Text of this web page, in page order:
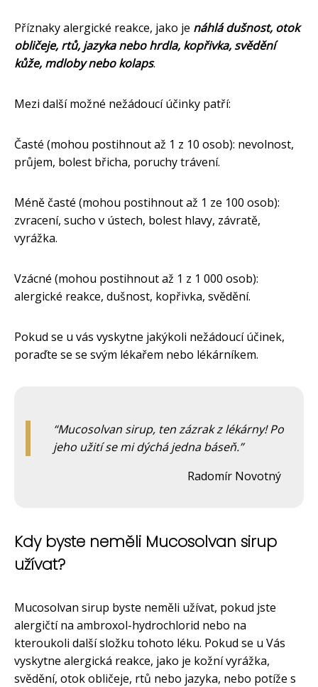
Příznaky alergické reakce, jako je náhlá dušnost, otok
obličeje, rtů, jazyka nebo hrdla, kopřivka, svědění
kůže, mdloby nebo kolaps.
Mezi další možné nežádoucí účinky patří:
Časté (mohou postihnout až 1 z 10 osob): nevolnost,
průjem, bolest břicha, poruchy trávení.
Méně časté (mohou postihnout až 1 ze 100 osob):
zvracení, sucho v ústech, bolest hlavy, závratě,
vyrážka.
Vzácné (mohou postihnout až 1 z 1 000 osob):
alergické reakce, dušnost, kopřivka, svědění.
Pokud se u vás vyskytne jakýkoli nežádoucí účinek,
poraďte se se svým lékařem nebo lékárníkem.
Mucosolvan sirup, ten zázrak z lékárny! Po
jeho užití se mi dýchá jedna báseň.
Radomír Novotný
Kdy byste neměli Mucosolvan sirup
užívat?
Mucosolvan sirup byste neměli užívat, pokud jste
alergičtí na ambroxol-hydrochlorid nebo na
kteroukoli další složku tohoto léku. Pokud se u Vás
vyskytne alergická reakce, jako je kožní vyrážka,
svědění, otok obličeje, rtů nebo jazyka, nebo potíže s